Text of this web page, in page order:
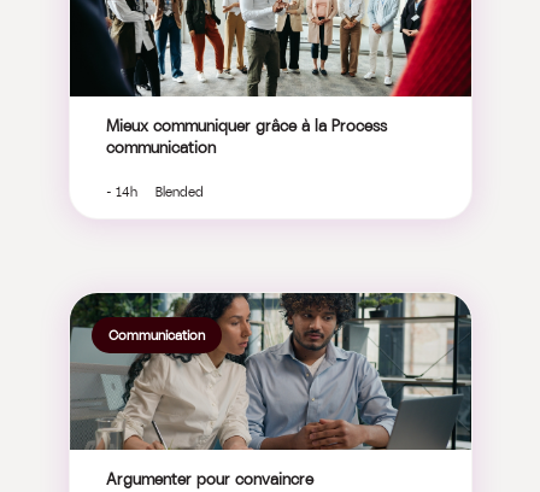
Mieux communiquer grâce à la Process
communication
- 14h Blended
Communication
Argumenter pour convaincre